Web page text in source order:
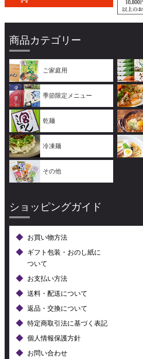
商品カテゴリー
ご家庭用
季節限定メニュー
乾麺
冷凍麺
その他
ショッピングガイド
お買い物方法
ギフト包装・おのし紙に
ついて
お支払い方法
送料・配送について
返品・交換について
特定商取引法に基づく表記
個人情報保護方針
お問い合わせ